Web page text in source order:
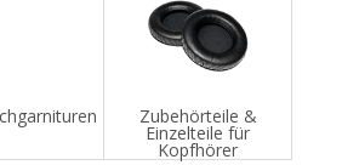
Zubehörteile &
Einzelteile für
Kopfhörer